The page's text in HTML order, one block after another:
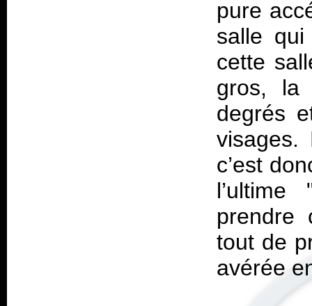
pure
salle
cette
gros, la
degrés
visages.
c’est
prendre
tout de
avérée